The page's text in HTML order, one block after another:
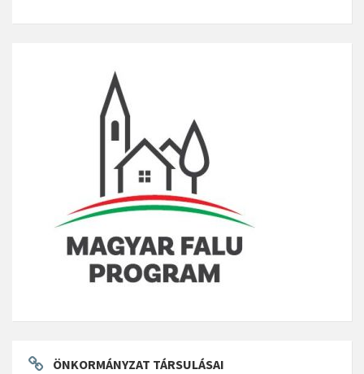
ÖNKORMÁNYZAT TÁRSULÁSAI